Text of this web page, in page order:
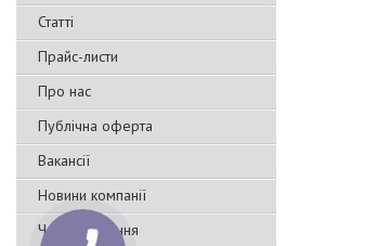
Статті
Прайс-листи
Про нас
Публічна оферта
Вакансії
Новини компанії
Часті запитання